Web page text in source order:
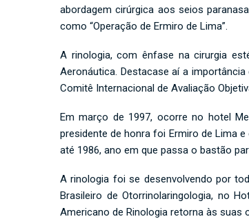
abordagem cirúrgica aos seios
como “Operação de Ermiro de Lima”.
A rinologia, com ênfase na cirurgia
Aeronáutica. Destacase aí a
Comitê Internacional de Avaliação
Em março de 1997, ocorre no hotel
presidente de honra foi Ermiro de Lima
até 1986, ano em que passa o bastão
A rinologia foi se desenvolvendo por
Brasileiro de Otorrinolaringologia, no
Americano de Rinologia retorna às suas